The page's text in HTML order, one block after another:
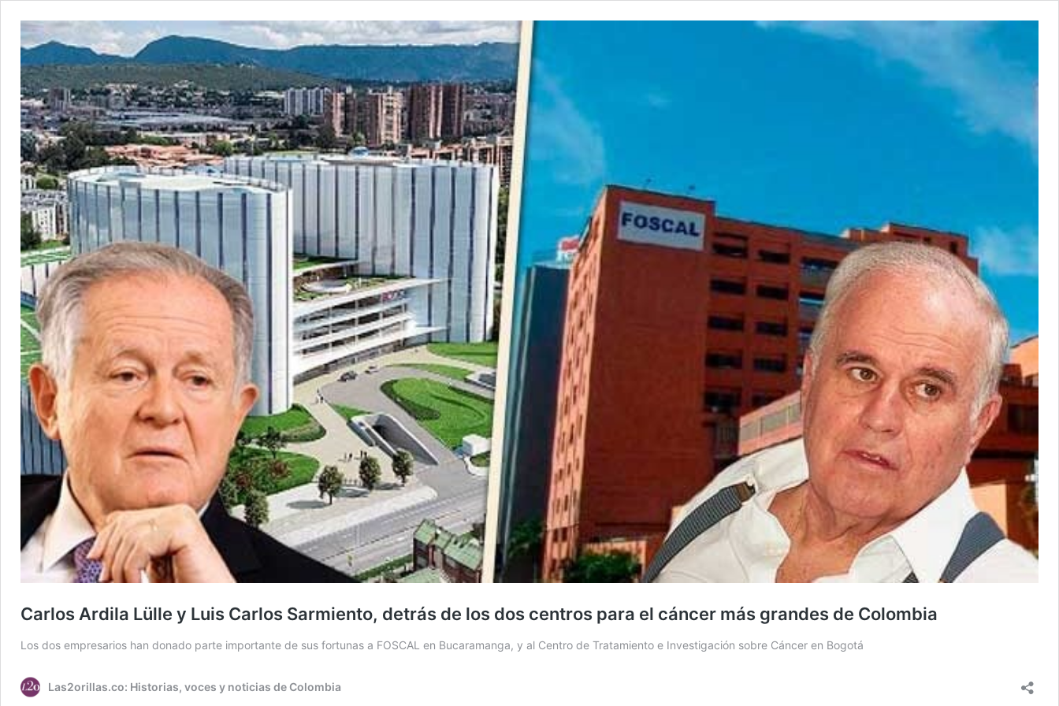
Carlos Ardila Lülle y Luis Carlos Sarmiento, detrás de los dos centros para el cáncer más grandes de Colombia
Los dos empresarios han donado parte importante de sus fortunas a FOSCAL en Bucaramanga, y al Centro de Tratamiento e Investigación sobre Cáncer en Bogotá
Las2orillas.co: Historias, voces y noticias de Colombia